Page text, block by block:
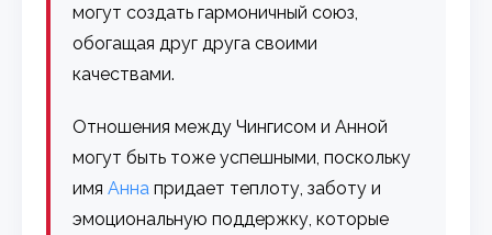
могут создать гармоничный союз,
обогащая друг друга своими
качествами.
Отношения между Чингисом и Анной
могут быть тоже успешными, поскольку
имяАнна придает теплоту, заботу и
эмоциональную поддержку, которые